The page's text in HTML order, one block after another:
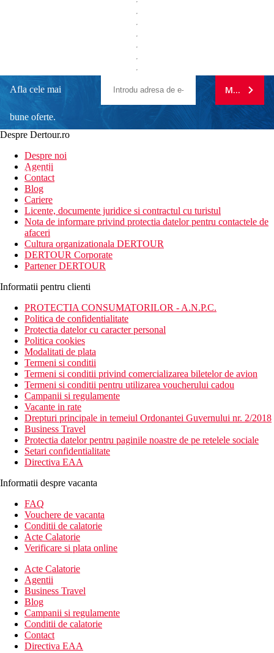
Afla cele mai
bune oferte.
newsletter!
MA
Despre Dertour.ro
Despre noi
Agentii
Contact
Blog
Cariere
Licente, documente juridice si contractul cu turistul
Nota de informare privind protectia datelor pentru contactele de
afaceri
Cultura organizationala DERTOUR
DERTOUR Corporate
Partener DERTOUR
Informatii pentru clienti
PROTECTIA CONSUMATORILOR - A.N.P.C.
Politica de confidentialitate
Protectia datelor cu caracter personal
Politica cookies
Modalitati de plata
Termeni si conditii
Termeni si conditii privind comercializarea biletelor de avion
Termeni si conditii pentru utilizarea voucherului cadou
Campanii si regulamente
Vacante in rate
Drepturi principale in temeiul Ordonantei Guvernului nr. 2/2018
Business Travel
Protectia datelor pentru paginile noastre de pe retelele sociale
Setari confidentialitate
Directiva EAA
Informatii despre vacanta
FAQ
Vouchere de vacanta
Conditii de calatorie
Acte Calatorie
Verificare si plata online
Acte Calatorie
Agentii
Business Travel
Blog
Campanii si regulamente
Conditii de calatorie
Contact
Directiva EAA